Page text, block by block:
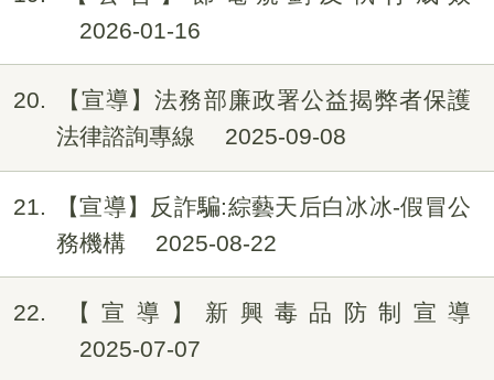
2026-01-16
20
【宣導】法務部廉政署公益揭弊者保護
法律諮詢專線
2025-09-08
21
【宣導】反詐騙:綜藝天后白冰冰-假冒公
務機構
2025-08-22
22
【宣導】新興毒品防制宣導
2025-07-07